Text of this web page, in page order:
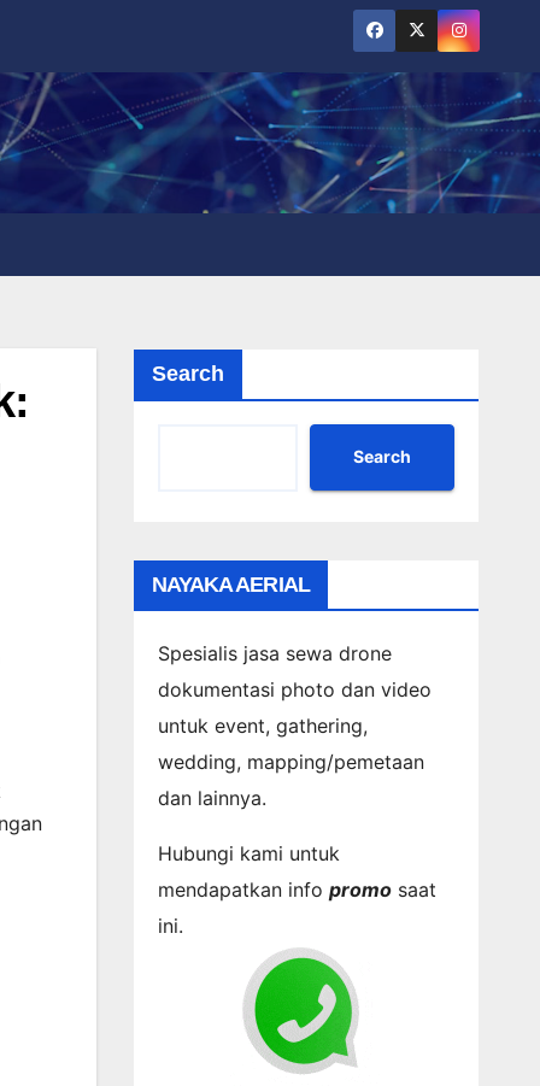
Search
Search
NAYAKA AERIAL
Spesialis jasa sewa drone
dokumentasi photo dan video
untuk event, gathering,
wedding, mapping/pemetaan
dan lainnya.
Hubungi kami untuk
mendapatkan info promosaat
ini.